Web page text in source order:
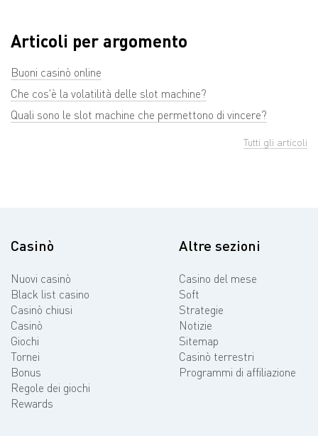
Articoli per argomento
Buoni casinò online
Che cos'è la volatilità delle slot machine?
Quali sono le slot machine che permettono di vincere?
Tutti gli articoli
Casinò
Nuovi casinò
Black list casino
Casinò chiusi
Casinò
Giochi
Tornei
Bonus
Regole dei giochi
Rewards
Altre sezioni
Casino del mese
Soft
Strategie
Notizie
Sitemap
Casinò terrestri
Programmi di affiliazione